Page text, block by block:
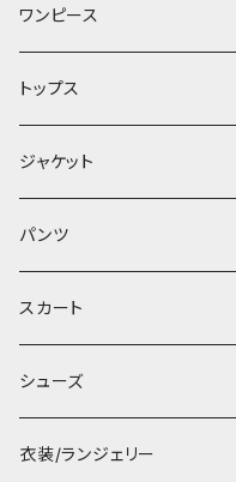
ワンピース
トップス
ジャケット
パンツ
スカート
シューズ
衣装/ランジェリー